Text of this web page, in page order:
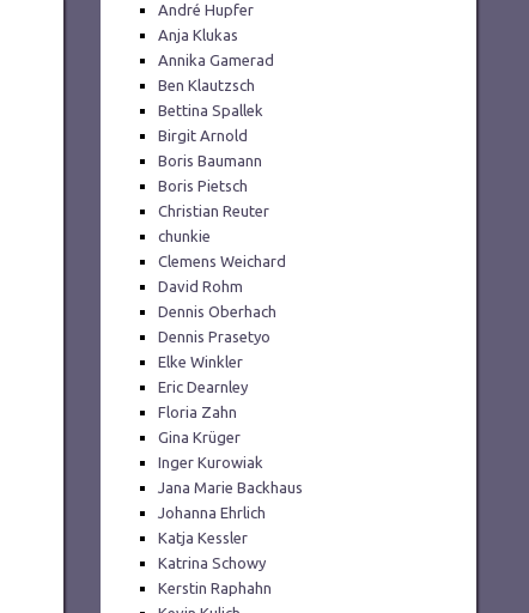
André Hupfer
Anja Klukas
Annika Gamerad
Ben Klautzsch
Bettina Spallek
Birgit Arnold
Boris Baumann
Boris Pietsch
Christian Reuter
chunkie
Clemens Weichard
David Rohm
Dennis Oberhach
Dennis Prasetyo
Elke Winkler
Eric Dearnley
Floria Zahn
Gina Krüger
Inger Kurowiak
Jana Marie Backhaus
Johanna Ehrlich
Katja Kessler
Katrina Schowy
Kerstin Raphahn